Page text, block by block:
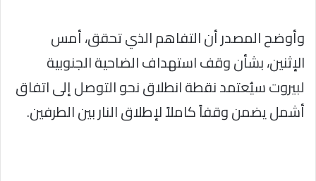
وأوضح المصدر أن التفاهم الذي تحقق، أمس
الإثنين، بشأن وقف استهداف الضاحية الجنوبية
لبيروت سيُعتمد نقطة انطلاق نحو التوصل إلى اتفاق
أشمل يضمن وقفاً كاملاً لإطلاق النار بين الطرفين.